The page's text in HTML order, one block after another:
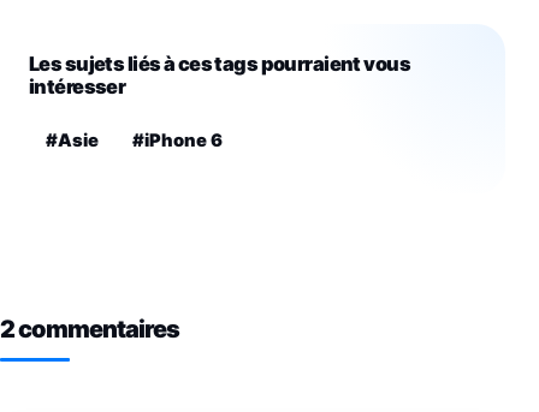
Les sujets liés à ces tags pourraient vous
intéresser
#Asie #iPhone 6
2 commentaires